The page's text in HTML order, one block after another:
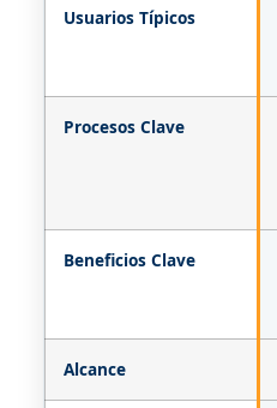
Usuarios Típicos
Procesos Clave
Beneficios Clave
Alcance